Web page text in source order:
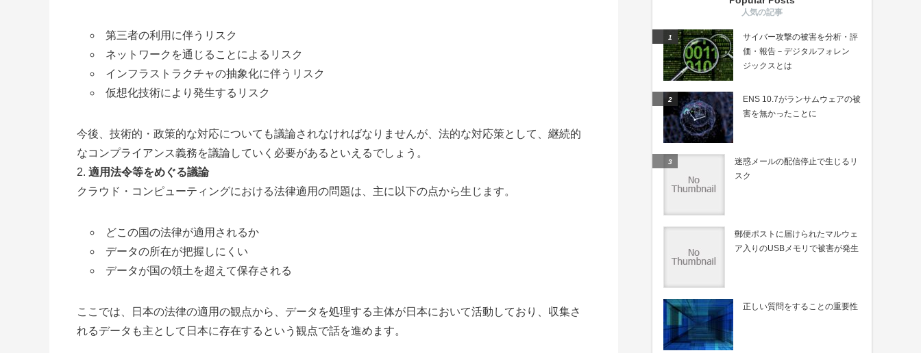
第三者の利用に伴うリスク
ネットワークを通じることによるリスク
インフラストラクチャの抽象化に伴うリスク
仮想化技術により発生するリスク
今後、技術的・政策的な対応についても議論されなければなりませんが、法的な対応策として、継続的
なコンプライアンス義務を議論していく必要があるといえるでしょう。
適用法令等をめぐる議論
クラウド・コンピューティングにおける法律適用の問題は、主に以下の点から生じます。
どこの国の法律が適用されるか
データの所在が把握しにくい
データが国の領土を超えて保存される
ここでは、日本の法律の適用の観点から、データを処理する主体が日本において活動しており、収集さ
れるデータも主として日本に存在するという観点で話を進めます。
サイバー攻撃の被害を分析・評
価・報告－デジタルフォレン
ジックスとは
ENS 10.7がランサムウェアの被
害を無かったことに
迷惑メールの配信停止で生じるリ
スク
郵便ポストに届けられたマルウェ
ア入りのUSBメモリで被害が発生
正しい質問をすることの重要性